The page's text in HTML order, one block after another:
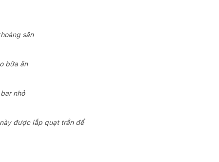
sân
bữa ăn
nhỏ
được lắp quạt trần để